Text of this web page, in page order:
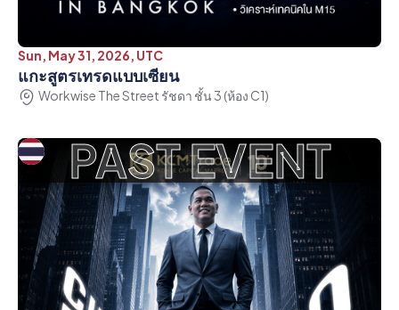
Sun, May 31, 2026, UTC
แกะสูตรเทรดแบบเซียน
Workwise The Street รัชดา ชั้น 3 (ห้อง C1)
PAST EVENT